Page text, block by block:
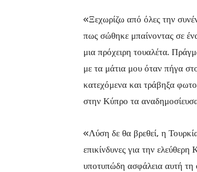
«Ξεχωρίζω από όλες την
πως σώθηκε μπαίνοντας σε
μια πρόχειρη τουαλέτα.
με τα μάτια μου όταν πήγα
κατεχόμενα και τράβηξα
στην Κύπρο τα
«Λύση δε θα βρεθεί, η Τουρκία
επικίνδυνες για την
υποτυπώδη ασφάλεια αυτή τη